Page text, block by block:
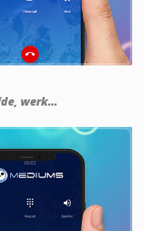
werk...